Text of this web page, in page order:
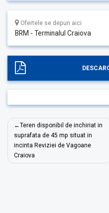
Ofertele se depun aici
BRM - Terminalul Craiova
Navigare
în
articole
Teren disponibil de inchiriat in
suprafata de 45 mp situat in
incinta Reviziei de Vagoane
Craiova